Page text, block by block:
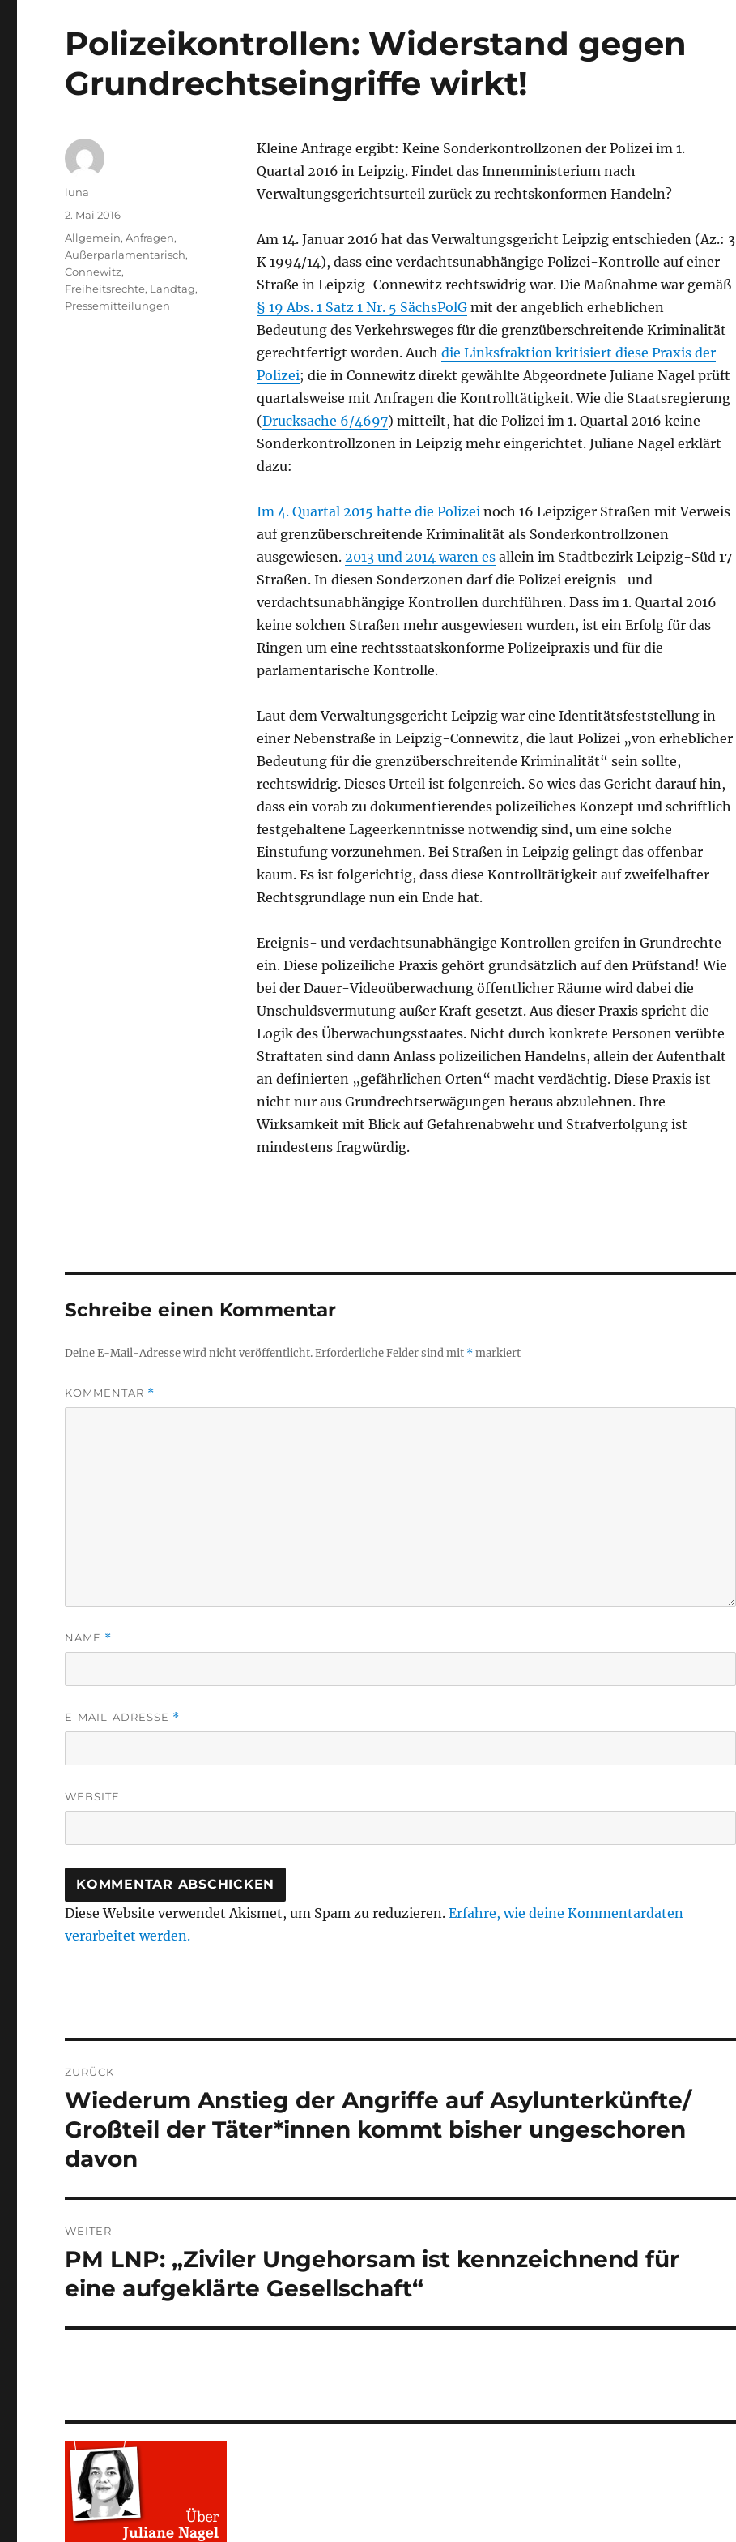
Polizeikontrollen: Widerstand gegen
Grundrechtseingriffe wirkt!
Kleine Anfrage ergibt: Keine Sonderkontrollzonen der Polizei im 1.
Quartal 2016 in Leipzig. Findet das Innenministerium nach
Verwaltungsgerichtsurteil zurück zu rechtskonformen Handeln?
Am 14. Januar 2016 hat das Verwaltungsgericht Leipzig entschieden (Az.: 3
K 1994/14), dass eine verdachtsunabhängige Polizei-Kontrolle auf einer
Straße in Leipzig-Connewitz rechtswidrig war. Die Maßnahme war gemäß
§ 19 Abs. 1 Satz 1 Nr. 5 SächsPolGmit der angeblich erheblichen
Bedeutung des Verkehrsweges für die grenzüberschreitende Kriminalität
gerechtfertigt worden. Auch die Linksfraktion kritisiert diese Praxis der
Polizei; die in Connewitz direkt gewählte Abgeordnete Juliane Nagel prüft
quartalsweise mit Anfragen die Kontrolltätigkeit. Wie die Staatsregierung
(Drucksache 6/4697) mitteilt, hat die Polizei im 1. Quartal 2016 keine
Sonderkontrollzonen in Leipzig mehr eingerichtet. Juliane Nagel erklärt
dazu:
Im 4. Quartal 2015 hatte die Polizei noch 16 Leipziger Straßen mit Verweis
auf grenzüberschreitende Kriminalität als Sonderkontrollzonen
ausgewiesen. 2013 und 2014 waren esallein im Stadtbezirk Leipzig-Süd 17
Straßen. In diesen Sonderzonen darf die Polizei ereignis- und
verdachtsunabhängige Kontrollen durchführen. Dass im 1. Quartal 2016
keine solchen Straßen mehr ausgewiesen wurden, ist ein Erfolg für das
Ringen um eine rechtsstaatskonforme Polizeipraxis und für die
parlamentarische Kontrolle.
Laut dem Verwaltungsgericht Leipzig war eine Identitätsfeststellung in
einer Nebenstraße in Leipzig-Connewitz, die laut Polizei „von erheblicher
Bedeutung für die grenzüberschreitende Kriminalität“ sein sollte,
rechtswidrig. Dieses Urteil ist folgenreich. So wies das Gericht darauf hin,
dass ein vorab zu dokumentierendes polizeiliches Konzept und schriftlich
festgehaltene Lageerkenntnisse notwendig sind, um eine solche
Einstufung vorzunehmen. Bei Straßen in Leipzig gelingt das offenbar
kaum. Es ist folgerichtig, dass diese Kontrolltätigkeit auf zweifelhafter
Rechtsgrundlage nun ein Ende hat.
Ereignis- und verdachtsunabhängige Kontrollen greifen in Grundrechte
ein. Diese polizeiliche Praxis gehört grundsätzlich auf den Prüfstand! Wie
bei der Dauer-Videoüberwachung öffentlicher Räume wird dabei die
Unschuldsvermutung außer Kraft gesetzt. Aus dieser Praxis spricht die
Logik des Überwachungsstaates. Nicht durch konkrete Personen verübte
Straftaten sind dann Anlass polizeilichen Handelns, allein der Aufenthalt
an definierten „gefährlichen Orten“ macht verdächtig. Diese Praxis ist
nicht nur aus Grundrechtserwägungen heraus abzulehnen. Ihre
Wirksamkeit mit Blick auf Gefahrenabwehr und Strafverfolgung ist
mindestens fragwürdig.
Autor
luna
Veröffentlicht
am
2. Mai 2016
Kategorien
Allgemein,Anfragen,
Außerparlamentarisch,
Connewitz,
Freiheitsrechte, Landtag,
Pressemitteilungen
Schreibe einen Kommentar
Deine E-Mail-Adresse wird nicht veröffentlicht.Erforderliche Felder sind mit *markiert
KOMMENTAR *
NAME *
E-MAIL-ADRESSE *
WEBSITE
Diese Website verwendet Akismet, um Spam zu reduzieren.Erfahre, wie deine Kommentardaten
verarbeitet werden.
ZURÜCK
Vorheriger
Beitrag:
Wiederum Anstieg der Angriffe auf Asylunterkünfte/
Großteil der Täter*innen kommt bisher ungeschoren
davon
WEITER
Nächster
Beitrag:
PM LNP: „Ziviler Ungehorsam ist kennzeichnend für
eine aufgeklärte Gesellschaft“